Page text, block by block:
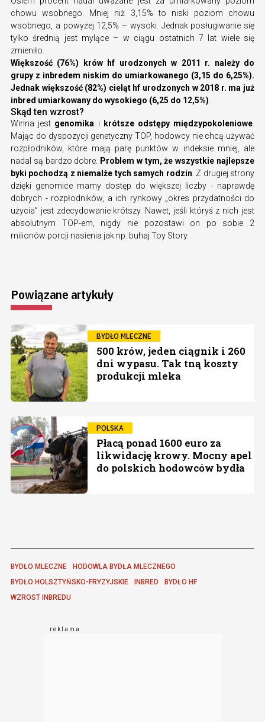
chowu wsobnego. Mniej niż 3,15% to niski poziom chowu
wsobnego, a powyżej 12,5% – wysoki. Jednak posługiwanie się
tylko średnią jest mylące – w ciągu ostatnich 7 lat wiele się
zmieniło.
Większość (76%) krów hf urodzonych w 2011 r. należy do
grupy z inbredem niskim do umiarkowanego (3,15 do 6,25%).
Jednak większość (82%) cieląt hf urodzonych w 2018 r. ma już
inbred umiarkowany do wysokiego (6,25 do 12,5%)
Skąd ten wzrost?
Winna jest genomika i krótsze odstępy międzypokoleniowe
Mając do dyspozycji genetyczny TOP, hodowcy nie chcą używać
rozpłodników, które mają parę punktów w indeksie mniej, ale
nadal są bardzo dobre.
Problem w tym, że wszystkie najlepsze
byki pochodzą z niemalże tych samych rodzin . Z drugiej strony
dzięki genomice mamy dostęp do większej liczby - naprawdę
dobrych - rozpłodników, a ich rynkowy „okres przydatności do
użycia” jest zdecydowanie krótszy. Nawet, jeśli któryś z nich jest
absolutnym TOP-em, nigdy nie pozostawi on po sobie 2
milionów porcji nasienia jak np. buhaj Toy Story.
Powiązane artykuły
BYDŁO MLECZNE
500 krów, jeden ciągnik i 260
dni wypasu. Tak tną koszty
produkcji mleka
POLSKA
Płacą ponad 1600 euro za
likwidację krowy. Mocny apel
do polskich hodowców bydła
BYDŁO MLECZNE
HODOWLA BYDŁA MLECZNEGO
BYDŁO HOLSZTYŃSKO-FRYZYJSKIE
INBRED
BYDŁO HF
WZROST INBREDU